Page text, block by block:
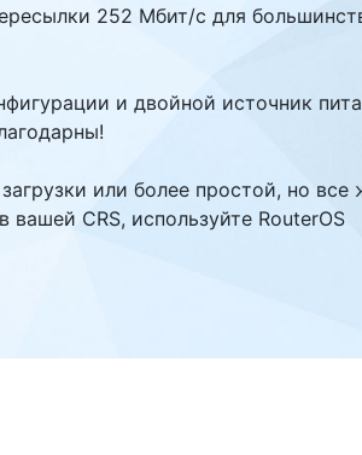
252 Мбит/с для
и двойной источник
или более простой, но
CRS, используйте RouterOS